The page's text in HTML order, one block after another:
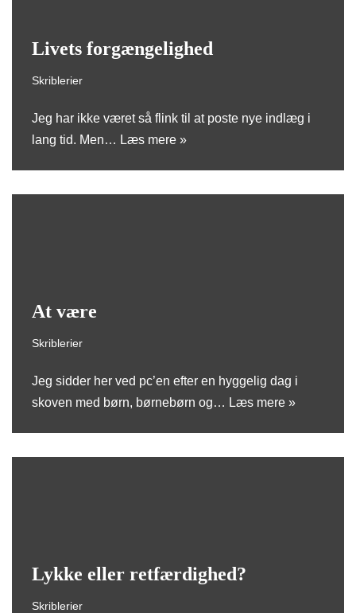
Livets forgængelighed
Skriblerier
Jeg har ikke været så flink til at poste nye indlæg i
lang tid. Men… Læs mere »
At være
Skriblerier
Jeg sidder her ved pc’en efter en hyggelig dag i
skoven med børn, børnebørn og… Læs mere »
Lykke eller retfærdighed?
Skriblerier